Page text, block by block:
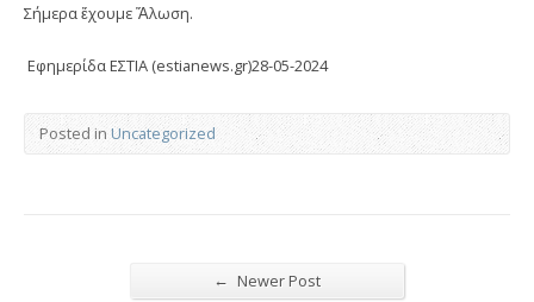
Σήμερα ἔχουμε Ἅλωση.
Εφημερίδα ΕΣΤΙΑ (estianews.gr)28-05-2024
Posted in Uncategorized
← Newer Post